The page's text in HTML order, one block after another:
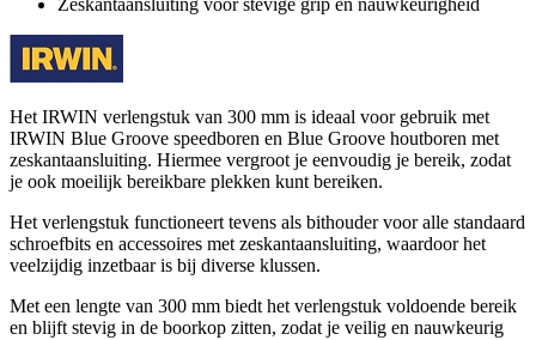
Het IRWIN verlengstuk van 300 mm is ideaal voor gebruik met
IRWIN Blue Groove speedboren en Blue Groove houtboren met
zeskantaansluiting. Hiermee vergroot je eenvoudig je bereik, zodat
je ook moeilijk bereikbare plekken kunt bereiken.
Het verlengstuk functioneert tevens als bithouder voor alle standaard
schroefbits en accessoires met zeskantaansluiting, waardoor het
veelzijdig inzetbaar is bij diverse klussen.
Met een lengte van 300 mm biedt het verlengstuk voldoende bereik
en blijft stevig in de boorkop zitten, zodat je veilig en nauwkeurig